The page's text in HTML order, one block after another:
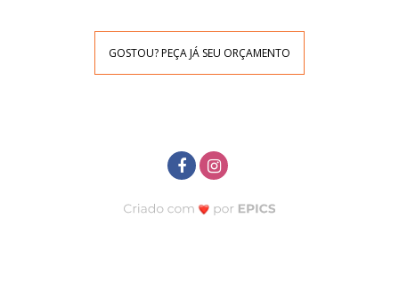
GOSTOU? PEÇA JÁ SEU ORÇAMENTO